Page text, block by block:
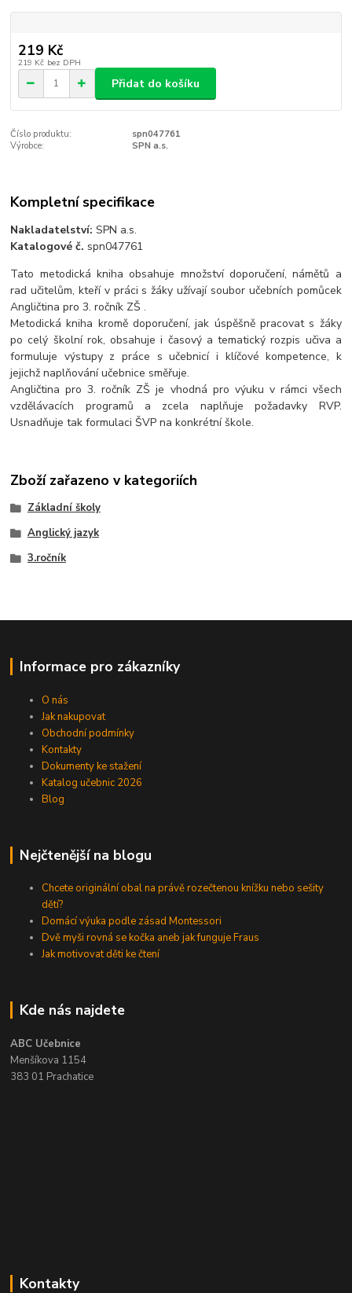
219 Kč
219 Kč bez DPH
Přidat do košíku
Číslo produktu:
spn047761
Výrobce:
SPN a.s.
Kompletní specifikace
Nakladatelství:SPN a.s.
Katalogové č. spn047761
Tato metodická kniha obsahuje množství doporučení, námětů a
rad učitelům, kteří v práci s žáky užívají soubor učebních pomůcek
Angličtina pro 3. ročník ZŠ .
Metodická kniha kromě doporučení, jak úspěšně pracovat s žáky
po celý školní rok, obsahuje i časový a tematický rozpis učiva a
formuluje výstupy z práce s učebnicí i klíčové kompetence, k
jejichž naplňování učebnice směřuje.
Angličtina pro 3. ročník ZŠ je vhodná pro výuku v rámci všech
vzdělávacích programů a zcela naplňuje požadavky RVP.
Usnadňuje tak formulaci ŠVP na konkrétní škole.
Zboží zařazeno v kategoriích
Základní školy
Anglický jazyk
3.ročník
Informace pro zákazníky
O nás
Jak nakupovat
Obchodní podmínky
Kontakty
Dokumenty ke stažení
Katalog učebnic 2026
Blog
Nejčtenější na blogu
Chcete originální obal na právě rozečtenou knížku nebo sešity
dětí?
Domácí výuka podle zásad Montessori
Dvě myši rovná se kočka aneb jak funguje Fraus
Jak motivovat děti ke čtení
Kde nás najdete
ABC Učebnice
Menšíkova 1154
383 01 Prachatice
Kontakty